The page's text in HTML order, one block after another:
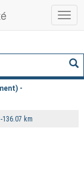
la
136.07 km